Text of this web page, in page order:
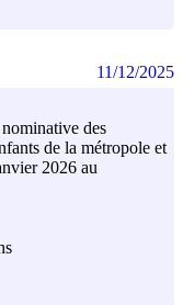
des
de la métropole et
2026 au
11/12/2025